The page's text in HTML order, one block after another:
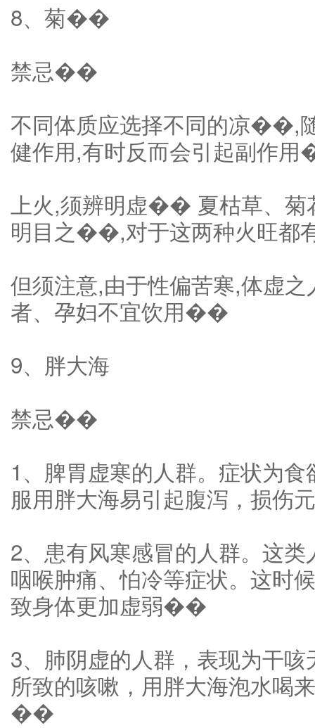
8、菊��
禁忌��
不同体质应选择不同的凉��,
健作用,有时反而会引起副作
上火,须辨明虚�� 夏枯草、菊
明目之��,对于这两种火旺都
但须注意,由于性偏苦寒,体虚
者、孕妇不宜饮用��
9、胖大海
禁忌��
1、脾胃虚寒的人群。症状为
服用胖大海易引起腹泻，损
2、患有风寒感冒的人群。这
咽喉肿痛、怕冷等症状。这时
致身体更加虚弱��
3、肺阴虚的人群，表现为干
所致的咳嗽，用胖大海泡水喝
��